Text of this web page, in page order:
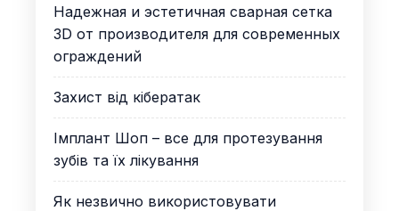
Надежная и эстетичная сварная сетка
3D от производителя для современных
ограждений
Захист від кібератак
Імплант Шоп – все для протезування
зубів та їх лікування
Як незвично використовувати